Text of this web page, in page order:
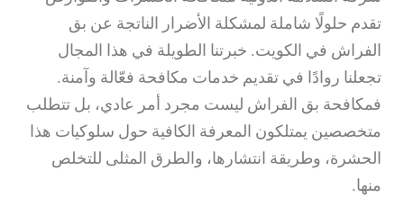
تقدم حلولًا شاملة لمشكلة الأضرار الناتجة عن بق
الفراش في الكويت. خبرتنا الطويلة في هذا المجال
تجعلنا روادًا في تقديم خدمات مكافحة فعّالة وآمنة.
فمكافحة بق الفراش ليست مجرد أمر عادي، بل تتطلب
متخصصين يمتلكون المعرفة الكافية حول سلوكيات هذا
الحشرة، وطريقة انتشارها، والطرق المثلى للتخلص
منها.